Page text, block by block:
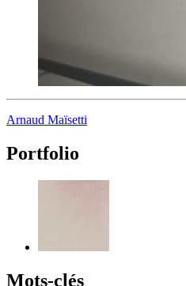
Arnaud Maïsetti
Portfolio
Mots-clés